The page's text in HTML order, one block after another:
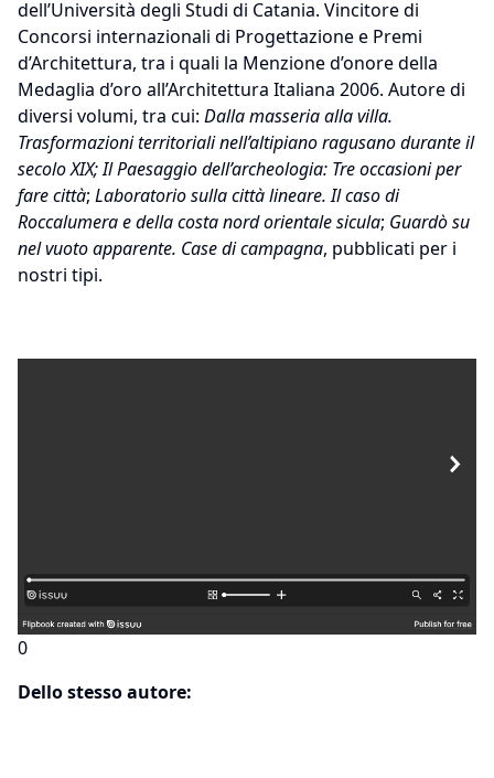
dell’Università degli Studi di Catania. Vincitore di
Concorsi internazionali di Progettazione e Premi
d’Architettura, tra i quali la Menzione d’onore della
Medaglia d’oro all’Architettura Italiana 2006. Autore di
diversi volumi, tra cui: Dalla masseria alla villa.
Trasformazioni territoriali nell’altipiano ragusano durante il
secolo XIX; Il Paesaggio dell’archeologia: Tre occasioni per
fare città; Laboratorio sulla città lineare. Il caso di
Roccalumera e della costa nord orientale sicula; Guardò su
nel vuoto apparente. Case di campagna, pubblicati per i
nostri tipi.
0
Dello stesso autore: